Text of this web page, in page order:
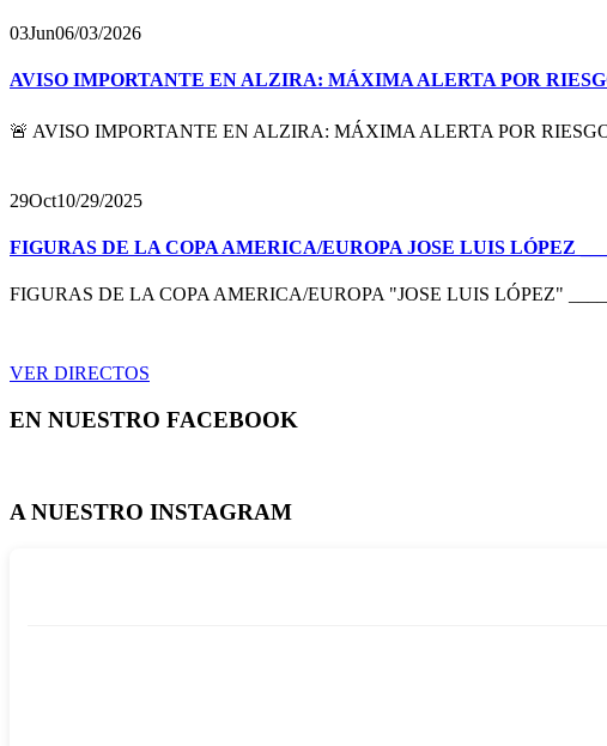
03Jun06/03/2026
AVISO IMPORTANTE EN ALZIRA: MÁXIMA ALERTA POR
🚨 AVISO IMPORTANTE EN ALZIRA: MÁXIMA ALERTA POR
29Oct10/29/2025
FIGURAS DE LA COPA AMERICA/EUROPA JOSE LUIS LÓPEZ
FIGURAS DE LA COPA AMERICA/EUROPA "JOSE LUIS LÓPEZ"
VER DIRECTOS
EN NUESTRO FACEBOOK
A NUESTRO INSTAGRAM